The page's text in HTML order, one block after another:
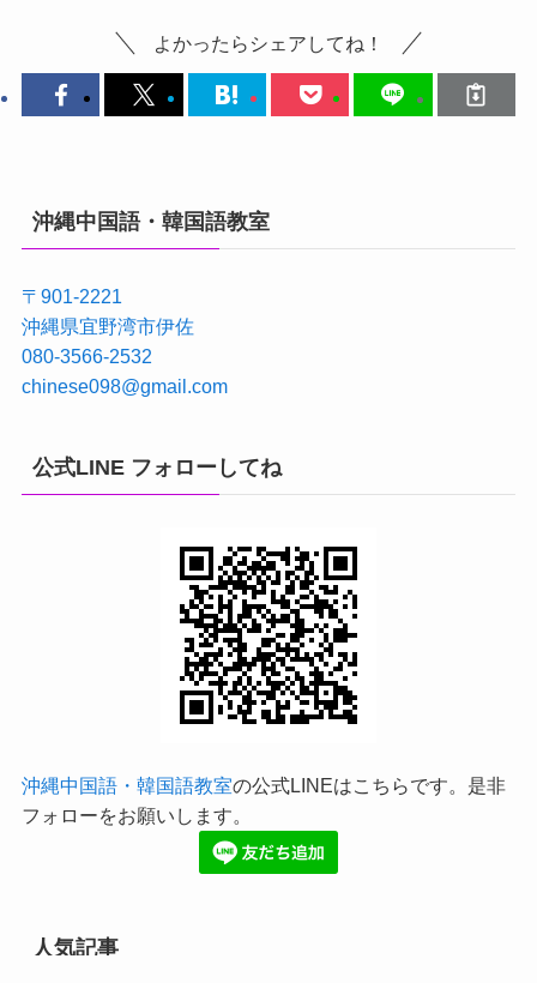
よかったらシェアしてね！
沖縄中国語・韓国語教室
〒901-2221
沖縄県宜野湾市伊佐
080-3566-2532
chinese098@gmail.com
公式LINE フォローしてね
沖縄中国語・韓国語教室の公式LINEはこちらです。是非
フォローをお願いします。
人気記事